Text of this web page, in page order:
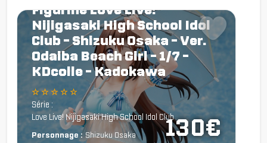
130€
Figurine Love Live!
Nijigasaki High School Idol
Club - Shizuku Osaka - Ver.
Odaiba Beach Girl - 1/7 -
KDcolle - Kadokawa
☆ ☆ ☆ ☆ ☆
Série :
Love Live! Nijigasaki High School Idol Club
Personnage : Shizuku Osaka